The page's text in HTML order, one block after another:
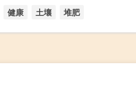
健康 土壤 堆肥